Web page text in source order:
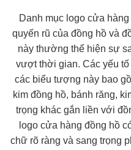
Danh mục logo cửa
quyến rũ của đồng hồ và
này thường thể hiện sự
vượt thời gian. Các yếu
các biểu tượng này bao
kim đồng hồ, bánh răng,
trọng khác gắn liền với
logo cửa hàng đồng hồ
chữ rõ ràng và sang trọng